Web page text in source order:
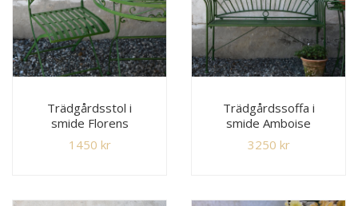
Trädgårdsstol i
smide Florens
1450 kr
Trädgårdssoffa i
smide Amboise
3250 kr